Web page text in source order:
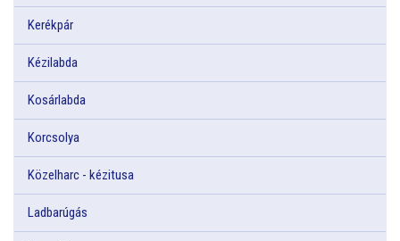
Kerékpár
Kézilabda
Kosárlabda
Korcsolya
Közelharc - kézitusa
Ladbarúgás